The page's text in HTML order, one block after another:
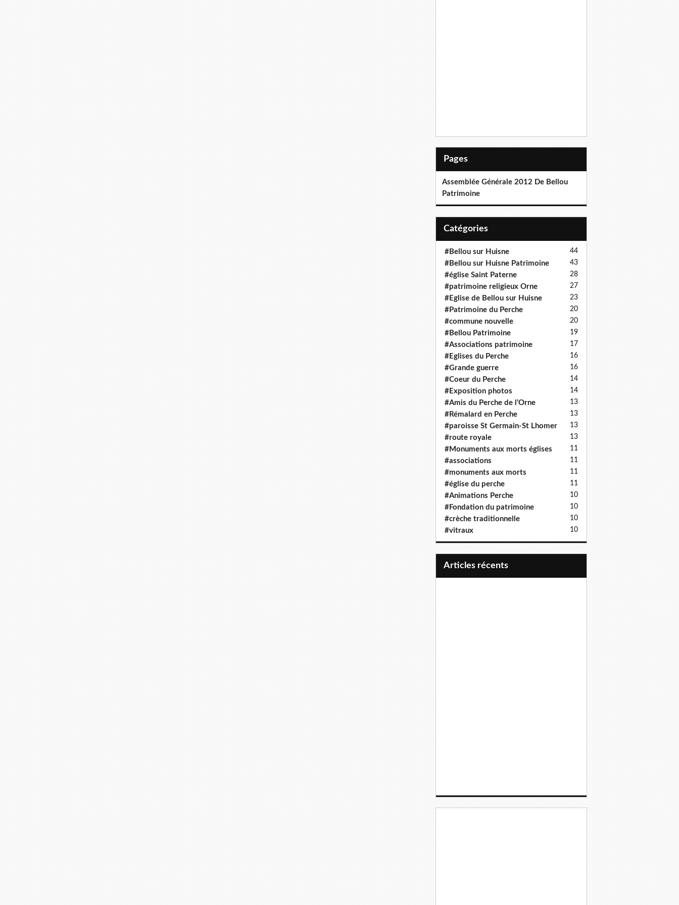
Pages
Assemblée Générale 2012 De Bellou
Patrimoine
Catégories
#Bellou sur Huisne 44
#Bellou sur Huisne Patrimoine 43
#église Saint Paterne 28
#patrimoine religieux Orne 27
#Eglise de Bellou sur Huisne 23
#Patrimoine du Perche 20
#commune nouvelle 20
#Bellou Patrimoine 19
#Associations patrimoine 17
#Eglises du Perche 16
#Grande guerre 16
#Coeur du Perche 14
#Exposition photos 14
#Amis du Perche de l’Orne 13
#Rémalard en Perche 13
#paroisse St Germain-St Lhomer 13
#route royale 13
#Monuments aux morts églises 11
#associations 11
#monuments aux morts 11
#église du perche 11
#Animations Perche 10
#Fondation du patrimoine 10
#crèche traditionnelle 10
#vitraux 10
articles récents